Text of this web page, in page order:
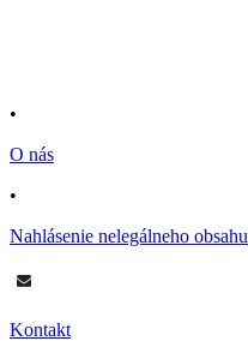
•
O nás
•
Nahlásenie nelegálneho obsahu
Kontakt